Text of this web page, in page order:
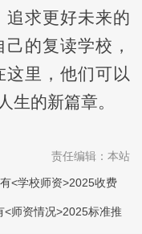
求更好未来的
的复读学校，
里，他们可以
生的新篇章。
责任编辑：本站
<学校师资>2025收费
师资情况>2025标准推